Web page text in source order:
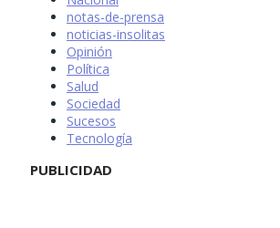
notas-de-prensa
noticias-insolitas
Opinión
Política
Salud
Sociedad
Sucesos
Tecnología
PUBLICIDAD